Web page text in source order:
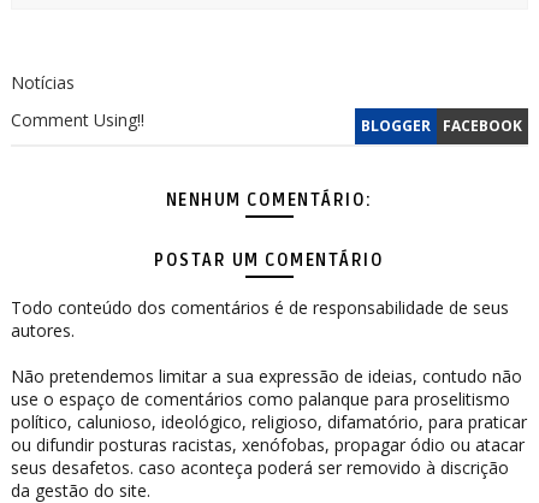
Notícias
BLOGGER FACEBOOK
Comment Using!!
NENHUM COMENTÁRIO:
POSTAR UM COMENTÁRIO
Todo conteúdo dos comentários é de responsabilidade de seus
autores.
Não pretendemos limitar a sua expressão de ideias, contudo não
use o espaço de comentários como palanque para proselitismo
político, calunioso, ideológico, religioso, difamatório, para praticar
ou difundir posturas racistas, xenófobas, propagar ódio ou atacar
seus desafetos. caso aconteça poderá ser removido à discrição
da gestão do site.